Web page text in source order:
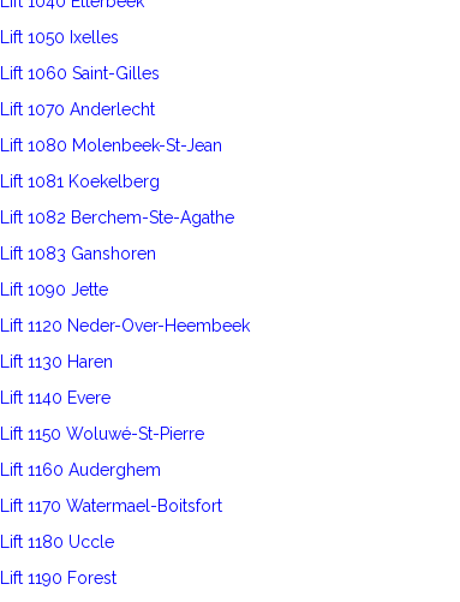
Lift 1050 Ixelles
Lift 1060 Saint-Gilles
Lift 1070 Anderlecht
Lift 1080 Molenbeek-St-Jean
Lift 1081 Koekelberg
Lift 1082 Berchem-Ste-Agathe
Lift 1083 Ganshoren
Lift 1090 Jette
Lift 1120 Neder-Over-Heembeek
Lift 1130 Haren
Lift 1140 Evere
Lift 1150 Woluwé-St-Pierre
Lift 1160 Auderghem
Lift 1170 Watermael-Boitsfort
Lift 1180 Uccle
Lift 1190 Forest